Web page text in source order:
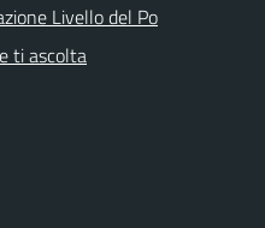
Livello del Po
ti ascolta